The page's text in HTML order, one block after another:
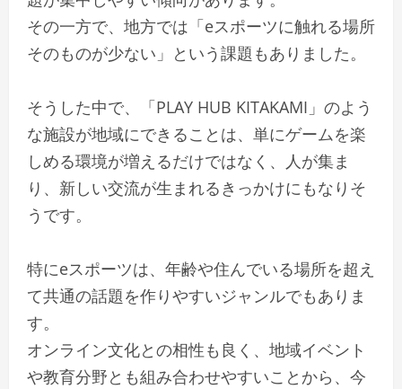
その一方で、地方では「eスポーツに触れる場所
そのものが少ない」という課題もありました。
そうした中で、「PLAY HUB KITAKAMI」のよう
な施設が地域にできることは、単にゲームを楽
しめる環境が増えるだけではなく、人が集ま
り、新しい交流が生まれるきっかけにもなりそ
うです。
特にeスポーツは、年齢や住んでいる場所を超え
て共通の話題を作りやすいジャンルでもありま
す。
オンライン文化との相性も良く、地域イベント
や教育分野とも組み合わせやすいことから、今